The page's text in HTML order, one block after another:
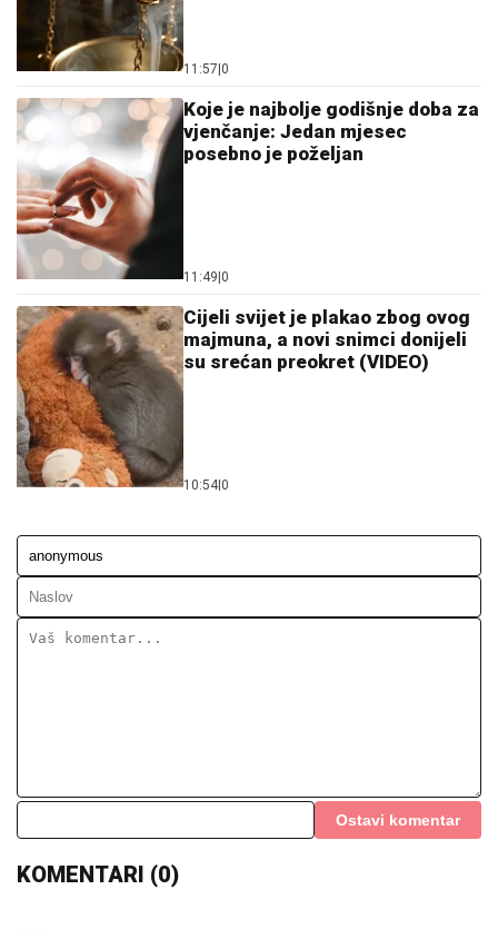
11:57 0
Koje je najbolje godišnje doba za
vjenčanje: Jedan mjesec
posebno je poželjan
11:49 0
Cijeli svijet je plakao zbog ovog
majmuna, a novi snimci donijeli
su srećan preokret (VIDEO)
10:54 0
Ostavi komentar
KOMENTARI (0)